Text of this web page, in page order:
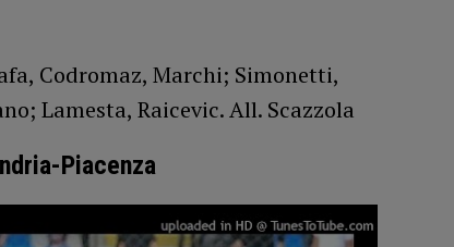
Codromaz, Marchi; Simonetti,
Lamesta, Raicevic. All. Scazzola
Piacenza